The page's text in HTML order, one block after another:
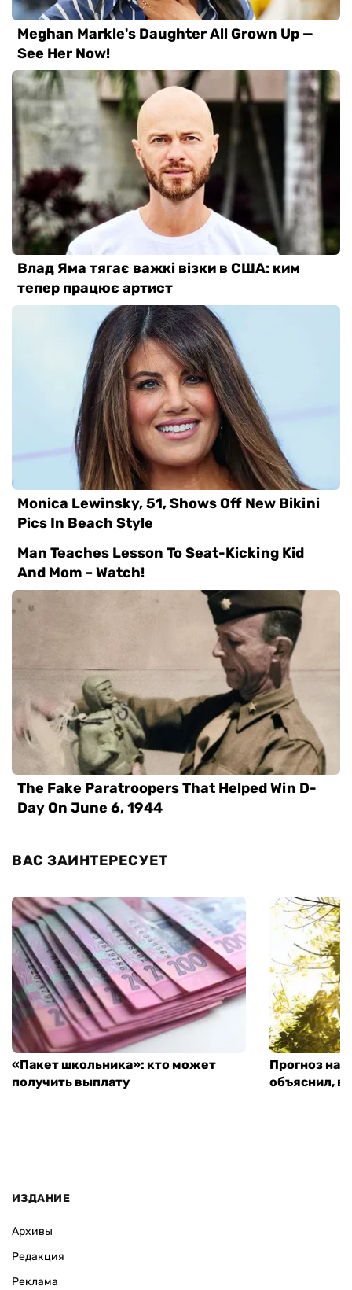
ВАС ЗАИНТЕРЕСУЕТ
«Пакет школьника»: кто может
получить выплату
Прогноз на
объяснил,
ИЗДАНИЕ
Архивы
Редакция
Реклама